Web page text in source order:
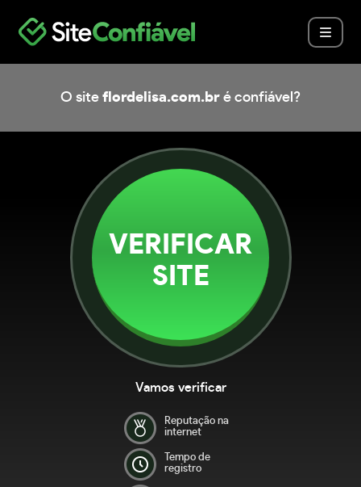
O site flordelisa.com.br é confiável?
VERIFICAR
SITE
Vamos verificar
Reputação na
internet
Tempo de
registro